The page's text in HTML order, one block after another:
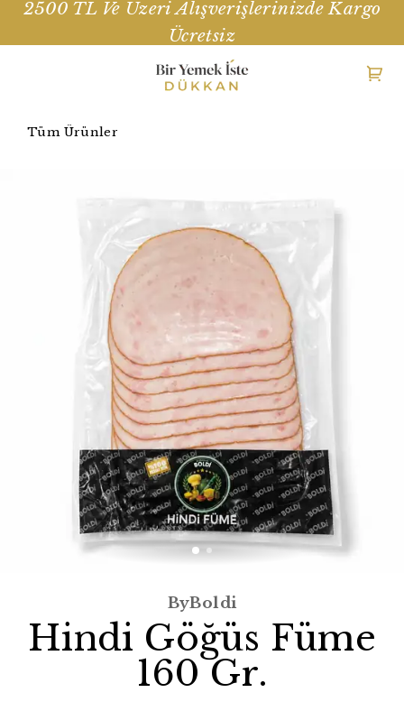
2500 TL Ve Üzeri Alışverişlerinizde Kargo
Ücretsiz
Tüm Ürünler
ByBoldi
Hindi Göğüs Füme
160 Gr.